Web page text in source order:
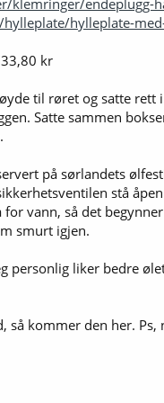
hylleplate-
kr
til røret og satte
Satte sammen
på sørlandets
stå
vann, så det
smurt igjen.
liker bedre
kommer den her.